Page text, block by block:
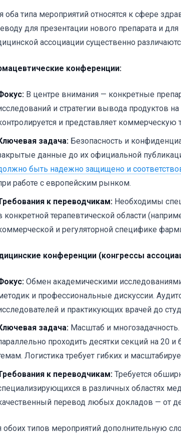
оба типа мероприятий относятся к сфере
для презентации нового препарата и
ассоциации существенно
конференции:
В центре внимания — конкретные
и стратегии вывода продуктов
и представляет коммерческую
задача: Безопасность и
данные до их официальной
быть надежно защищено и
работе с европейским рынком.
к переводчикам: Необходимы
конкретной терапевтической области
и регуляторной специфике
конференции (конгрессы
Обмен академическими
и профессиональные дискуссии.
и практикующих врачей до
задача: Масштаб и
проходить десятки секций на 20
Логистика требует гибких и
к переводчикам: Требуется
в различных областях
перевод любых докладов — от
обоих типов мероприятий дополнительную